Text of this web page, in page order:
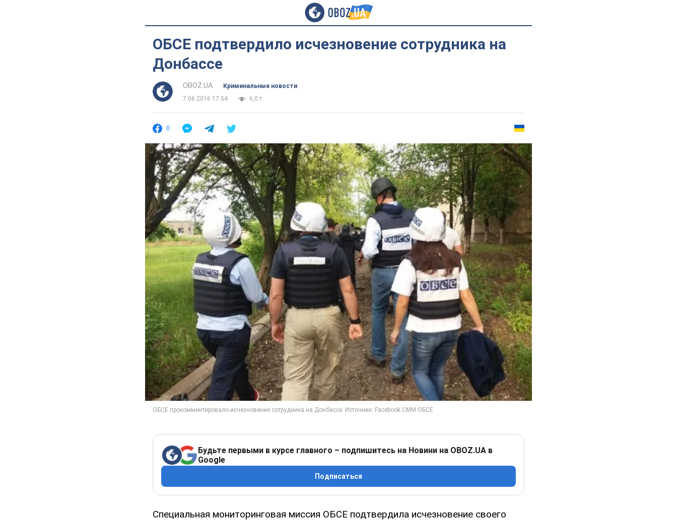
ОБСЕ подтвердило исчезновение сотрудника на
Донбассе
OBOZ.UA
Криминальные новости
7.06.2016 17:54
6,0 т.
0
Будьте первыми в курсе главного – подпишитесь на Новини на OBOZ.UA в
Google
Подписаться
Специальная мониторинговая миссия ОБСЕ подтвердила исчезновение своего